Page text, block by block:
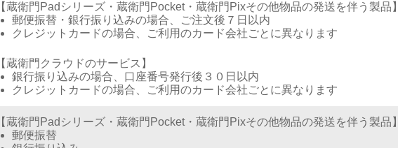
【蔵衛門Padシリーズ・蔵衛門Pocket・蔵衛門Pixその他物品の発送を伴う製品】
郵便振替・銀行振り込みの場合、ご注文後７日以内
クレジットカードの場合、ご利用のカード会社ごとに異なります
【蔵衛門クラウドのサービス】
銀行振り込みの場合、口座番号発行後３０日以内
クレジットカードの場合、ご利用のカード会社ごとに異なります
【蔵衛門Padシリーズ・蔵衛門Pocket・蔵衛門Pixその他物品の発送を伴う製品】
郵便振替